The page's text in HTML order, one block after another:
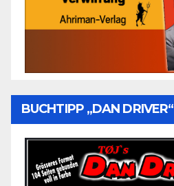
BUCHTIPP „DAN DRIVER“